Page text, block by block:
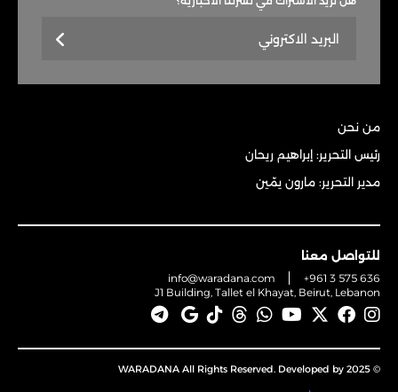
من نحن
رئيس التحرير: إبراهيم ريحان
مدير التحرير: مارون يمّين
للتواصل معنا
info@waradana.com
+961 3 575 636
J1 Building, Tallet el Khayat, Beirut, Lebanon
© 2025 WARADANA All Rights Reserved. Developed by